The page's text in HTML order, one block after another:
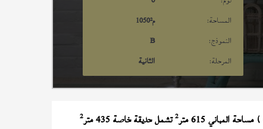
المساحة:
1050م²
النموذج:
B
المرحلة:
الثانية
) مساحة المباني 615 متر 2تشمل حديقة خاصة 435 متر 2